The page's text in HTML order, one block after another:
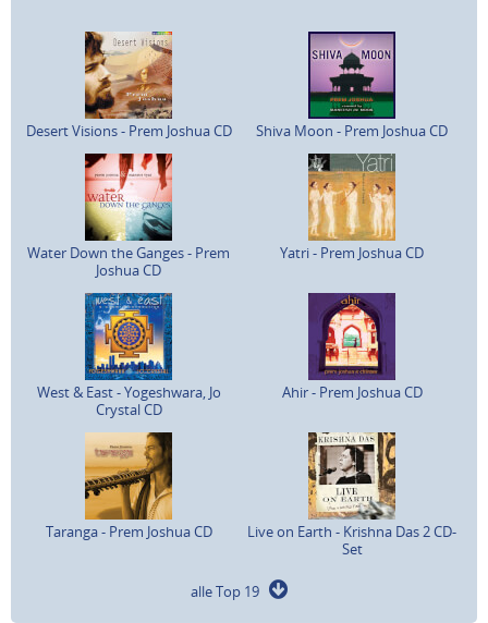
Desert Visions - Prem Joshua CD Shiva Moon - Prem Joshua CD
Water Down the Ganges - Prem
Joshua CD
Yatri - Prem Joshua CD
West & East - Yogeshwara, Jo
Crystal CD
Ahir - Prem Joshua CD
Taranga - Prem Joshua CD
Live on Earth - Krishna Das 2 CD-
Set
alle Top 19